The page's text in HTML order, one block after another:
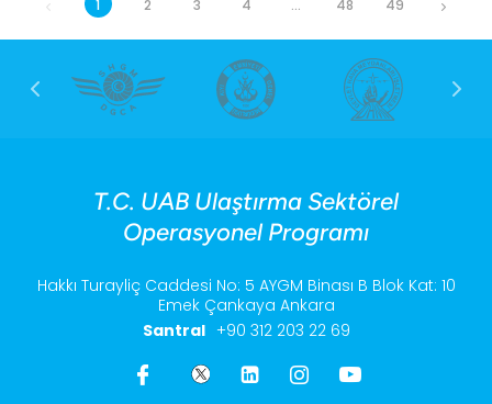
1 2 3 4 ... 48 49
T.C. UAB Ulaştırma Sektörel
Operasyonel Programı
Hakkı Turayliç Caddesi No: 5 AYGM Binası B Blok Kat: 10
Emek Çankaya Ankara
Santral +90 312 203 22 69